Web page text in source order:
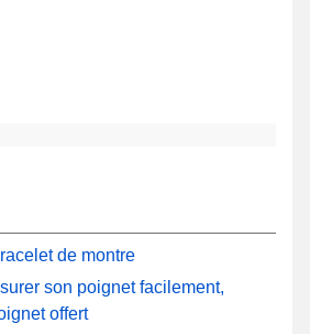
de montre
son poignet facilement,
offert